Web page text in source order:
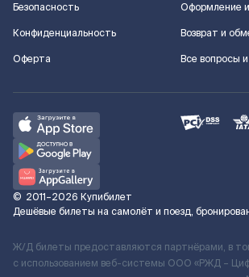
Безопасность
Конфиденциальность
Оферта
Оформление
Возврат и
Все вопросы
© 2011–2026 Купибилет
Дешёвые билеты на самолёт и поезд,
Ж/Д билеты предоставляются партнёрами, в
с использованием веб-системы ООО «РЖД –